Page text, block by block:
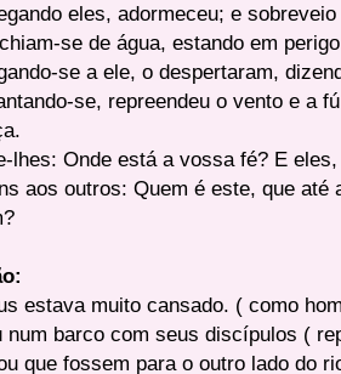
eles, adormeceu; e
se de água, estando em
se a ele, o despertaram,
se, repreendeu o vento e a
lhes: Onde está a vossa fé? E
aos outros: Quem é este, que até
estava muito cansado. ( como
num barco com seus discípulos (
que fossem para o outro lado do